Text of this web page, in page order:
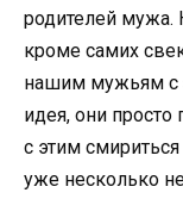
родителей мужа.
кроме самих
нашим мужьям с
идея, они
с этим
уже несколько